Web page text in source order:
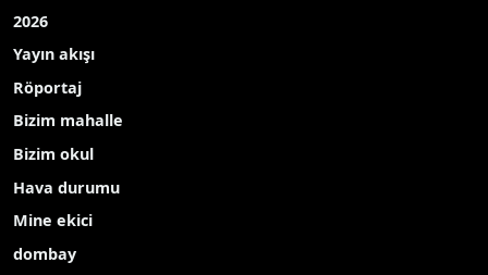
2026
Yayın akışı
Röportaj
Bizim mahalle
Bizim okul
Hava durumu
Mine ekici
dombay